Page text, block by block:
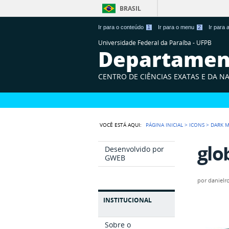
Ir para o conteúdo 1 Ir para o menu 2 Ir para
BRASIL
Universidade Federal da Paraíba - UFPB
CENTRO DE CIÊNCIAS EXATAS E DA
VOCÊ ESTÁ AQUI: PÁGINA INICIAL > ICONS > DARK
Desenvolvido por
GWEB
INSTITUCIONAL
Sobre o
por